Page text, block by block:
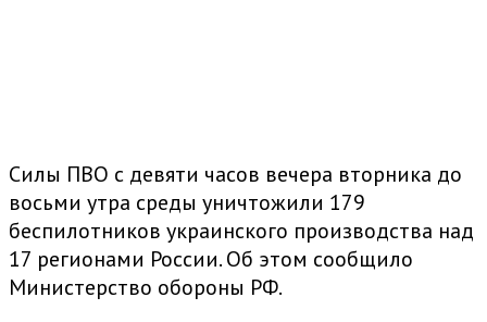
Силы ПВО с девяти часов вечера вторника до
восьми утра среды уничтожили 179
беспилотников украинского производства над
17 регионами России. Об этом сообщило
Министерство обороны РФ.